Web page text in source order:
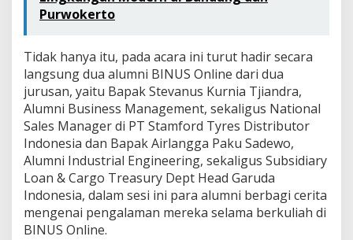
Purwokerto
Tidak hanya itu, pada acara ini turut hadir secara
langsung dua alumni BINUS Online dari dua
jurusan, yaitu Bapak Stevanus Kurnia Tjiandra,
Alumni Business Management, sekaligus National
Sales Manager di PT Stamford Tyres Distributor
Indonesia dan Bapak Airlangga Paku Sadewo,
Alumni Industrial Engineering, sekaligus Subsidiary
Loan & Cargo Treasury Dept Head Garuda
Indonesia, dalam sesi ini para alumni berbagi cerita
mengenai pengalaman mereka selama berkuliah di
BINUS Online.